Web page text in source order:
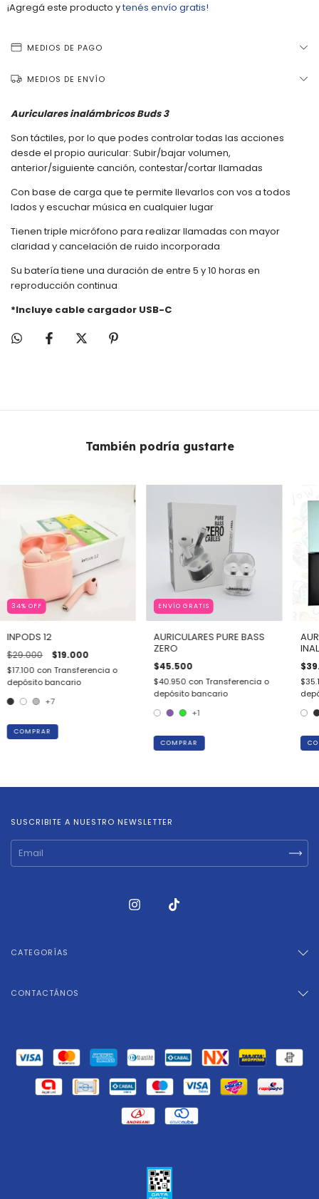
¡Agregá este producto ytenés envío gratis!
MEDIOS DE PAGO
MEDIOS DE ENVÍO
Auriculares inalámbricos Buds 3
Son táctiles, por lo que podes controlar todas las acciones
desde el propio auricular: Subir/bajar volumen,
anterior/siguiente canción, contestar/cortar llamadas
Con base de carga que te permite llevarlos con vos a todos
lados y escuchar música en cualquier lugar
Tienen triple micrófono para realizar llamadas con mayor
claridad y cancelación de ruido incorporada
Su batería tiene una duración de entre 5 y 10 horas en
reproducción continua
*Incluye cable cargador USB-C
También podría gustarte
34% OFF
INPODS 12
$29.000 $19.000
$17.100 con Transferencia o
depósito bancario
+7
COMPRAR
ENVÍO GRATIS
AURICULARES PURE BASS
ZERO
$45.500
$40.950 con Transferencia o
depósito bancario
+1
COMPRAR
SUSCRIBITE A NUESTRO NEWSLETTER
CATEGORÍAS
CONTACTÁNOS